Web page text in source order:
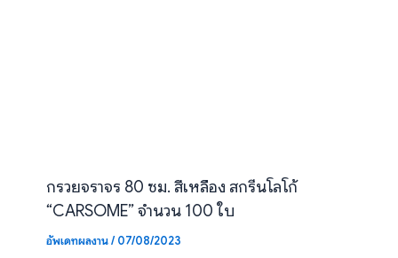
กรวยจราจร 80 ซม. สีเหลือง สกรีนโลโก้
“CARSOME” จำนวน 100 ใบ
อัพเดทผลงาน/07/08/2023